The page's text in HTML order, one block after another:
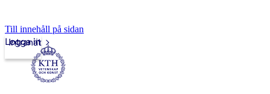
Till innehåll på sidan
Intranät
Logga in